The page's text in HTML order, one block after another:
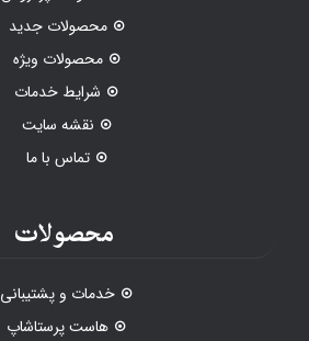
محصولات جدید
محصولات ویژه
شرایط خدمات
نقشه سایت
تماس با ما
محصولات
خدمات و پشتیبانی
هاست پرستاشاپ